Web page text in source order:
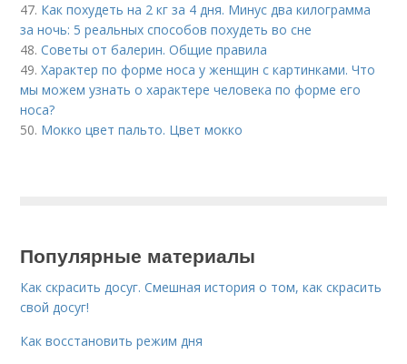
47. Как похудеть на 2 кг за 4 дня. Минус два килограмма
за ночь: 5 реальных способов похудеть во сне
48.Советы от балерин. Общие правила
49.Характер по форме носа у женщин с картинками. Что
мы можем узнать о характере человека по форме его
носа?
50. Мокко цвет пальто. Цвет мокко
Популярные материалы
Как скрасить досуг. Смешная история о том, как скрасить
свой досуг!
Как восстановить режим дня